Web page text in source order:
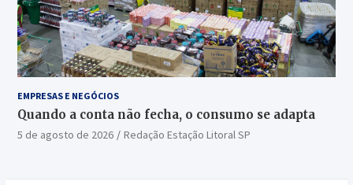
EMPRESAS E NEGÓCIOS
Quando a conta não fecha, o consumo se adapta
5 de agosto de 2026 Redação Estação Litoral SP